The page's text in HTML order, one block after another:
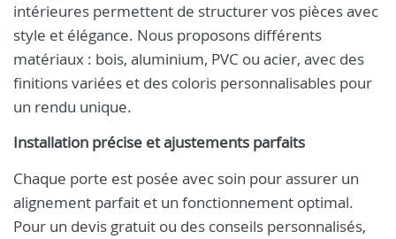
intérieures permettent de structurer vos pièces avec
style et élégance. Nous proposons différents
matériaux : bois, aluminium, PVC ou acier, avec des
finitions variées et des coloris personnalisables pour
un rendu unique.
Installation précise et ajustements parfaits
Chaque porte est posée avec soin pour assurer un
alignement parfait et un fonctionnement optimal.
Pour un devis gratuit ou des conseils personnalisés,